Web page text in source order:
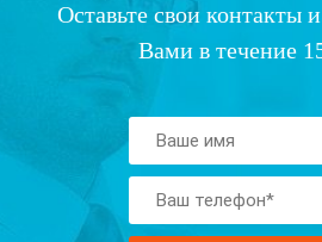
Оставьте свои контакты
Вами в течение